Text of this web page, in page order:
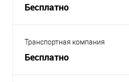
Бесплатно
Транспортная компания
Бесплатно